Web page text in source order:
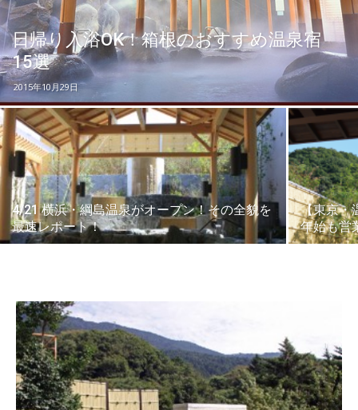
テ
日帰り入浴OK！箱根のおすすめ温泉宿
15選
2015年10月29日
4/21 横浜・綱島温泉がオープン！その全貌を
最速レポート！
【東京・
年始も営